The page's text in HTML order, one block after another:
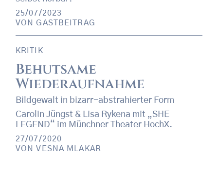
25/07/2023
VONGASTBEITRAG
KRITIK
Behutsame
Wiederaufnahme
Bildgewalt in bizarr-abstrahierter Form
Carolin Jüngst & Lisa Rykena mit „SHE
LEGEND“ im Münchner Theater HochX.
27/07/2020
VONVESNA MLAKAR